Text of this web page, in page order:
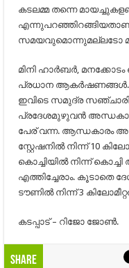
കടലമ്മ തന്നെ
സമയവുമൊന്നുമല്ലടോ
മിനി ഹാർബർ,
പ്രധാന ആകർഷണങ്ങൾ.
ഇവിടെ സമുദ്ര
പ്രദേശമുഴുവൻ
പേര് വന്ന. ആന്ധകാരം
സ്റ്റേഷനിൽ നിന്ന് 10
കൊച്ചിയിൽ നിന്ന്
എത്തിച്ചേരാം. കൂടാതെ
ടൗണിൽ നിന്ന് 3
കടപ്പാട് – റിജോ ജോണ്‍.
Share